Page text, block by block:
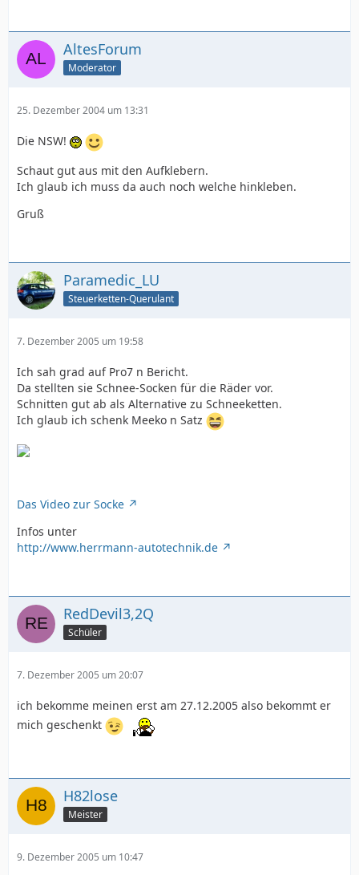
AltesForum
Moderator
25. Dezember 2004 um 13:31
Die NSW!
Schaut gut aus mit den Aufklebern.
Ich glaub ich muss da auch noch welche hinkleben.
Gruß
Paramedic_LU
Steuerketten-Querulant
7. Dezember 2005 um 19:58
Ich sah grad auf Pro7 n Bericht.
Da stellten sie Schnee-Socken für die Räder vor.
Schnitten gut ab als Alternative zu Schneeketten.
Ich glaub ich schenk Meeko n Satz
Das Video zur Socke
Infos unter
http://www.herrmann-autotechnik.de
RedDevil3,2Q
Schüler
7. Dezember 2005 um 20:07
ich bekomme meinen erst am 27.12.2005 also bekommt er
mich geschenkt
H82lose
Meister
9. Dezember 2005 um 10:47